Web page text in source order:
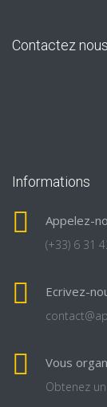
Contactez
Informations
Appelez-
(+33) 6 31
Ecrivez-
Vous
Obtenez